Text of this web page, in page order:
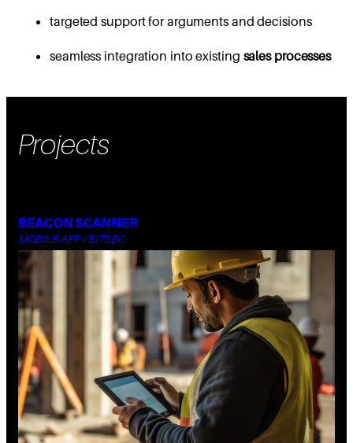
targeted support for arguments and decisions
seamless integration into existing sales processes
Projects
BEACON SCANNER
MOBILE-APP / BITSEC